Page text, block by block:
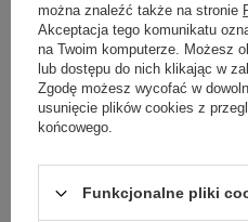
Twoja
Treść twojej opinii
można znaleźć także na stronie
Akceptacja tego komunikatu
na Twoim komputerze. Możesz
lub dostępu do nich klikając w
Zgodę możesz wycofać w
usunięcie plików cookies z
końcowego.
Funkcjonalne pliki